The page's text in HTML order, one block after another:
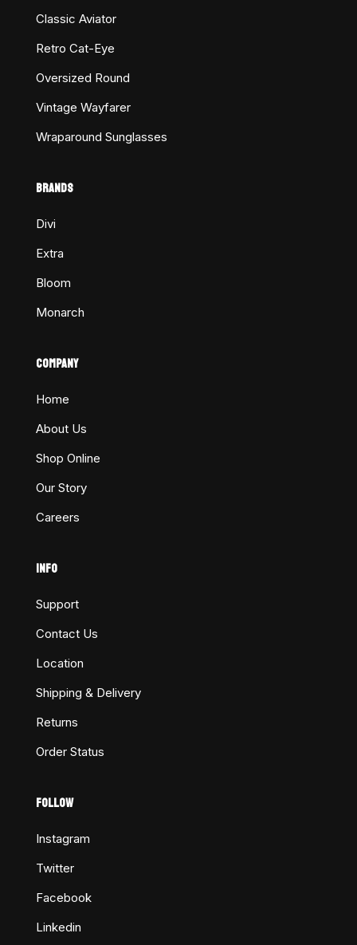
Classic Aviator
Retro Cat-Eye
Oversized Round
Vintage Wayfarer
Wraparound Sunglasses
BRANDS
Divi
Extra
Bloom
Monarch
COMPANY
Home
About Us
Shop Online
Our Story
Careers
INFO
Support
Contact Us
Location
Shipping & Delivery
Returns
Order Status
FOLLOW
Instagram
Twitter
Facebook
Linkedin